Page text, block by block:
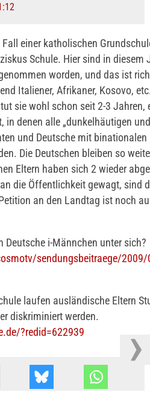
einer katholischen
Schule. Hier sind in diesem
worden, und das ist
Italiener, Afrikaner, Kosovo,
sie wohl schon seit 2-3 Jahren,
in denen alle „dunkelhäutigen und
und Deutsche mit binationalen
Die Deutschen bleiben so
Eltern haben sich 2 wieder
die Öffentlichkeit gewagt, sind
an den Landtag ist noch
Deutsche i-Männchen unter sich?
sendungsbeitraege/
laufen ausländische Eltern
diskriminiert werden.
?redid=622939